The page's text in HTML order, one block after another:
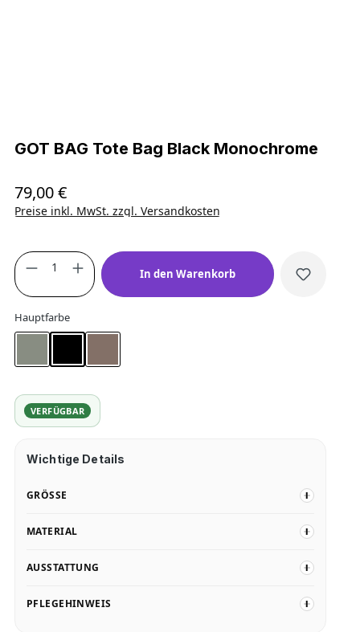
GOT BAG Tote Bag Black Monochrome
Regulärer Preis:
79,00 €
Preise inkl. MwSt. zzgl. Versandkosten
Produkt Anzahl: Gib den gewünschten
In den Warenkorb
Hauptfarbeauswählen
VERFÜGBAR
Wichtige Details
GRÖSSE
MATERIAL
AUSSTATTUNG
PFLEGEHINWEIS